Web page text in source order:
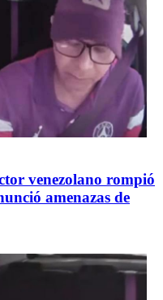
venezolano rompió
amenazas de